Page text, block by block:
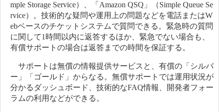
mple Storage Service）、「Amazon QSQ」（Simple Queue Se
rvice）。技術的な疑問や運用上の問題などを電話またはW
ebベースのチケットシステムで質問できる。緊急時の質問
に関して1時間以内に返答するほか、緊急でない場合も、
有償サポートの場合は返答までの時間を保証する。
サポートは無償の情報提供サービスと、有償の「シルバ
ー」「ゴールド」からなる。無償サポートでは運用状況が
分かるダッシュボード、技術的なFAQ情報、開発者フォー
ラムの利用などができる。